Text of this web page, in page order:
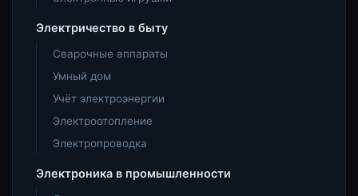
Электричество в быту
Сварочные аппараты
Умный дом
Учёт электроэнергии
Электроотопление
Электропроводка
Электроника в промышленности